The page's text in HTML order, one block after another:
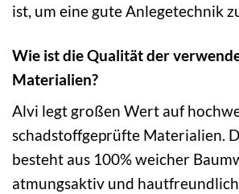
ist, um eine gute Anlegetechnik
Wie ist die Qualität der
Materialien?
Alvi legt großen Wert auf
schadstoffgeprüfte Materialien.
besteht aus 100% weicher
atmungsaktiv und